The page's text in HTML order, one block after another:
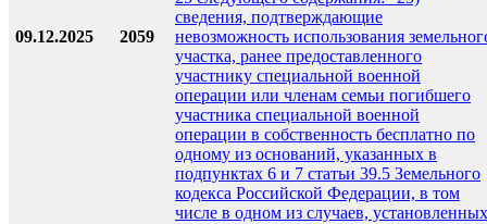
09.12.2025 2059
сведения, подтверждающие
невозможность использования
участка, ранее предоставленного
участнику специальной военной
операции или членам семьи погибшего
участника специальной военной
операции в собственность бесплатно по
одному из оснований, указанных в
подпунктах 6 и 7 статьи 39.5 Земельного
кодекса Российской Федерации, в том
числе в одном из случаев, установленных